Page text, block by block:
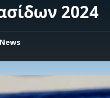
2024
News